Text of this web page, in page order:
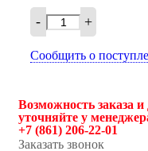
- +
Сообщить о
Возможность заказа
уточняйте у
+7 (861) 206-22-01
Заказать звонок